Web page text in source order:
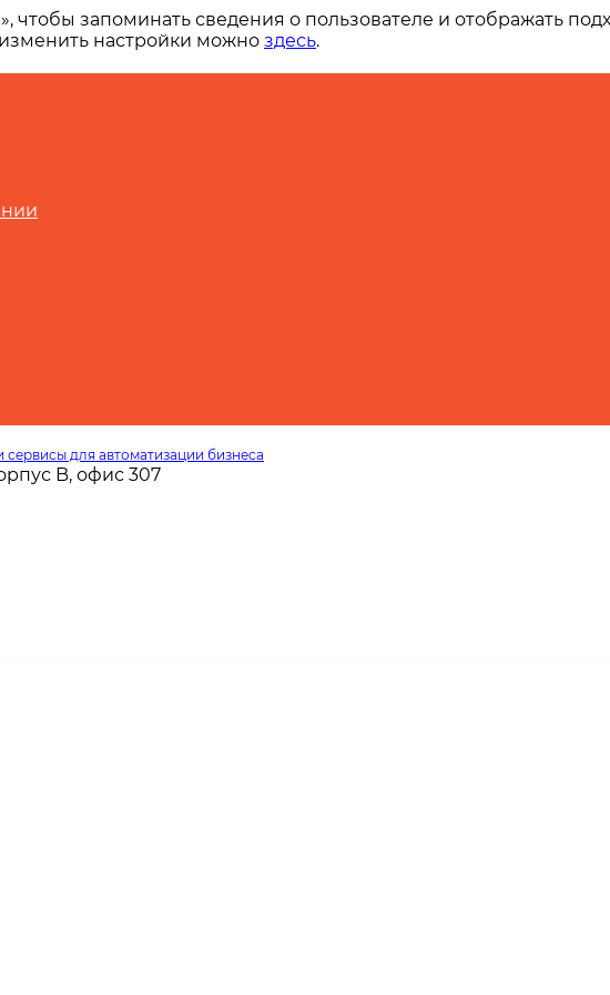
чтобы запоминать сведения о пользователе и отображать
настройки можно здесь.
для автоматизации бизнеса
B, офис 307